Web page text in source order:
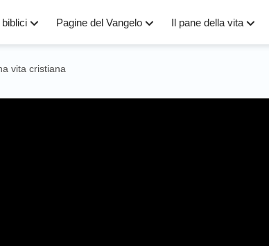
Pagine del Vangelo Il pane della vita
vita cristiana